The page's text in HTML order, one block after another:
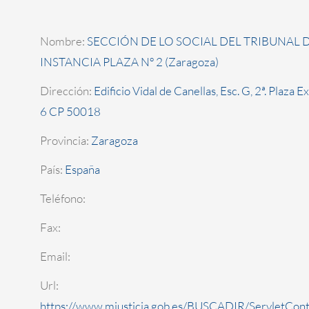
Nombre: SECCIÓN DE LO SOCIAL DEL TRIBUNAL
INSTANCIA PLAZA Nº 2 (Zaragoza)
Dirección: Edificio Vidal de Canellas, Esc. G, 2ª. Plaza
6 CP 50018
Provincia: Zaragoza
País: España
Teléfono:
Fax:
Email:
Url:
https://www.mjusticia.gob.es/BUSCADIR/